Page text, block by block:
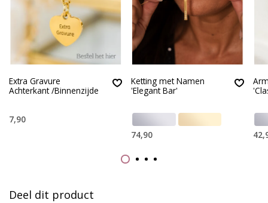
Extra Gravure
Achterkant /Binnenzijde
7,90
Ketting met Namen
'Elegant Bar'
74,90
Deel dit product